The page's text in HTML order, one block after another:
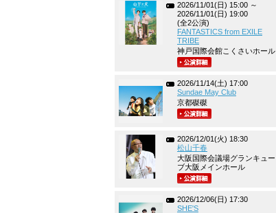
2026/11/01(日) 15:00 ～
2026/11/01(日) 19:00
(全2公演)
FANTASTICS from EXILE
TRIBE
神戸国際会館こくさいホール
2026/11/14(土) 17:00
Sundae May Club
京都磔磔
2026/12/01(火) 18:30
松山千春
大阪国際会議場グランキュー
ブ大阪メインホール
2026/12/06(日) 17:30
SHE'S